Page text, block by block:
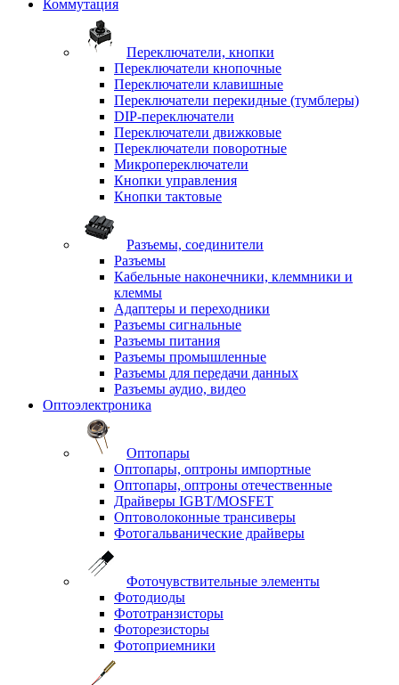
Коммутация
Переключатели, кнопки
Переключатели кнопочные
Переключатели клавишные
Переключатели перекидные (тумблеры)
DIP-переключатели
Переключатели движковые
Переключатели поворотные
Микропереключатели
Кнопки управления
Кнопки тактовые
Разъемы, соединители
Разъемы
Кабельные наконечники, клеммники и
клеммы
Адаптеры и переходники
Разъемы сигнальные
Разъемы питания
Разъемы промышленные
Разъемы для передачи данных
Разъемы аудио, видео
Оптоэлектроника
Оптопары
Оптопары, оптроны импортные
Оптопары, оптроны отечественные
Драйверы IGBT/MOSFET
Оптоволоконные трансиверы
Фотогальванические драйверы
Фоточувствительные элементы
Фотодиоды
Фототранзисторы
Фоторезисторы
Фотоприемники